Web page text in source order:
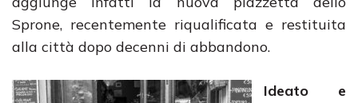
Sprone, recentemente riqualificata e restituita
alla città dopo decenni di abbandono.
Ideato e